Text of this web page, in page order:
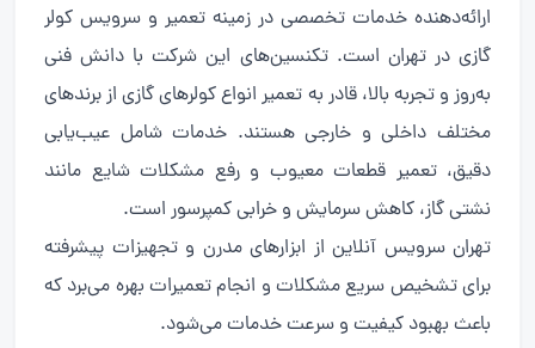
ارائه‌دهنده خدمات تخصصی در زمینه تعمیر و سرویس کولر
گازی در تهران است. تکنسین‌های این شرکت با دانش فنی
به‌روز و تجربه بالا، قادر به تعمیر انواع کولرهای گازی از برندهای
مختلف داخلی و خارجی هستند. خدمات شامل عیب‌یابی
دقیق، تعمیر قطعات معیوب و رفع مشکلات شایع مانند
نشتی گاز، کاهش سرمایش و خرابی کمپرسور است.
تهران سرویس آنلاین از ابزارهای مدرن و تجهیزات پیشرفته
برای تشخیص سریع مشکلات و انجام تعمیرات بهره می‌برد که
باعث بهبود کیفیت و سرعت خدمات می‌شود.